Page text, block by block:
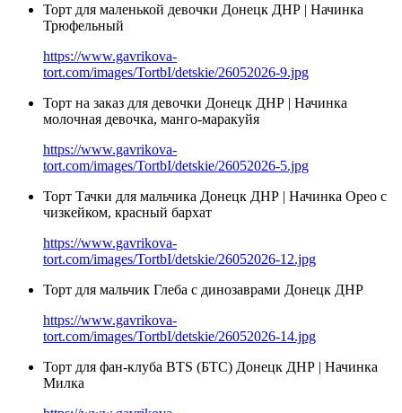
Торт для маленькой девочки Донецк ДНР | Начинка
Трюфельный
https://www.gavrikova-
tort.com/images/TortbI/detskie/26052026-9.jpg
Торт на заказ для девочки Донецк ДНР | Начинка
молочная девочка, манго-маракуйя
https://www.gavrikova-
tort.com/images/TortbI/detskie/26052026-5.jpg
Торт Тачки для мальчика Донецк ДНР | Начинка Орео с
чизкейком, красный бархат
https://www.gavrikova-
tort.com/images/TortbI/detskie/26052026-12.jpg
Торт для мальчик Глеба с динозаврами Донецк ДНР
https://www.gavrikova-
tort.com/images/TortbI/detskie/26052026-14.jpg
Торт для фан-клуба BTS (БТС) Донецк ДНР | Начинка
Милка